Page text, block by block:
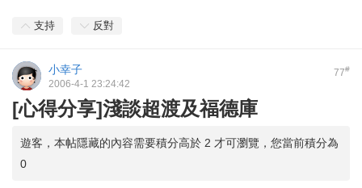
支持 反對
77#
小幸子
2006-4-1 23:24:42
[心得分享]淺談超渡及福德庫
遊客，本帖隱藏的內容需要積分高於 2 才可瀏覽，您當前積分為
0